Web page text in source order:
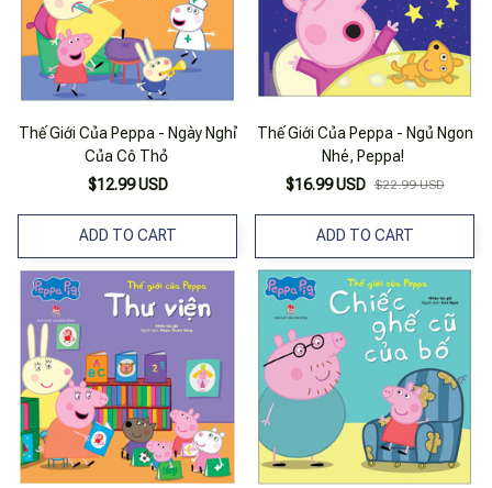
Thế Giới Của Peppa - Ngày Nghỉ
Của Cô Thỏ
$12.99 USD
ADD TO CART
Thế Giới Của Peppa - Ngủ Ngon
Nhé, Peppa!
$16.99 USD $22.99 USD
ADD TO CART